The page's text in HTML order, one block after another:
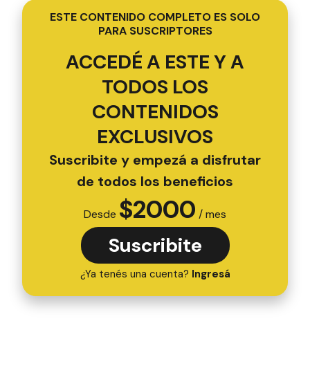
ESTE CONTENIDO COMPLETO ES SOLO
PARA SUSCRIPTORES
ACCEDÉ A ESTE Y A
TODOS LOS
CONTENIDOS
EXCLUSIVOS
Suscribite y empezá a disfrutar
de todos los beneficios
Desde $2000 / mes
Suscribite
¿Ya tenés una cuenta? Ingresá